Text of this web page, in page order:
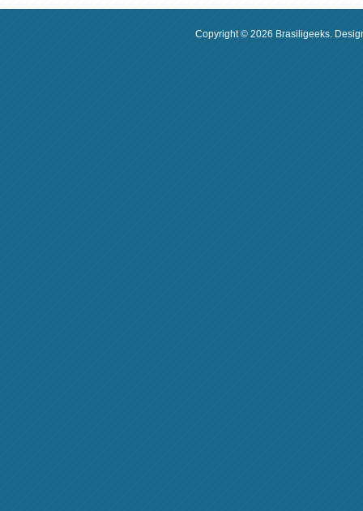
Copyright © 2026 Brasiligeeks.